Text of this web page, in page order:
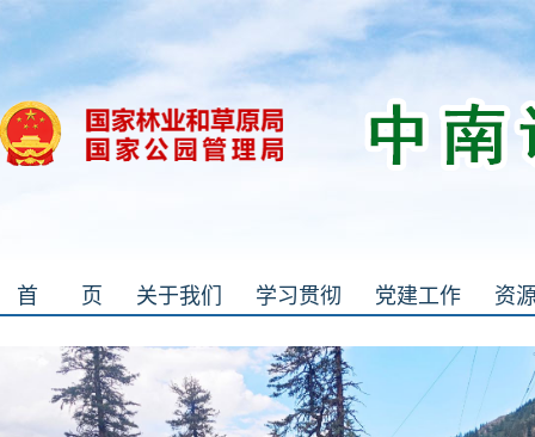
首 页 关于我们 学习贯彻 党建工作 资